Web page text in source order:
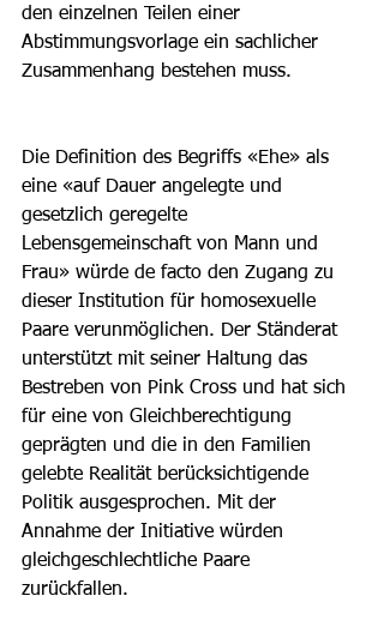
den einzelnen Teilen einer
Abstimmungsvorlage ein sachlicher
Zusammenhang bestehen muss.
Die Definition des Begriffs «Ehe» als
eine «auf Dauer angelegte und
gesetzlich geregelte
Lebensgemeinschaft von Mann und
Frau» würde de facto den Zugang zu
dieser Institution für homosexuelle
Paare verunmöglichen. Der Ständerat
unterstützt mit seiner Haltung das
Bestreben von Pink Cross und hat sich
für eine von Gleichberechtigung
geprägten und die in den Familien
gelebte Realität berücksichtigende
Politik ausgesprochen. Mit der
Annahme der Initiative würden
gleichgeschlechtliche Paare
zurückfallen.